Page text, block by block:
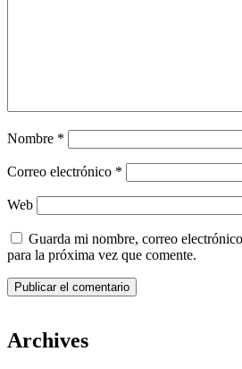
Nombre *
Correo electrónico *
Web
Guarda mi nombre, correo
para la próxima vez que comente.
Archives